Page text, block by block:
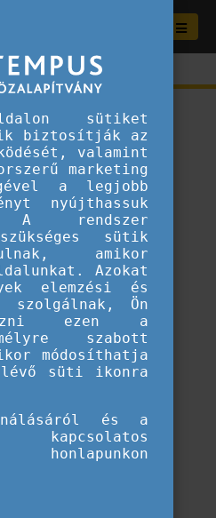
404
sajnos nem található.
sütiket
biztosítják az
valamint
marketing
a legjobb
nyújthassuk
A rendszer
sütik
amikor
Azokat
elemzési és
szolgálnak, Ön
ezen a
szabott
módosíthatja
lévő süti ikonra
és a